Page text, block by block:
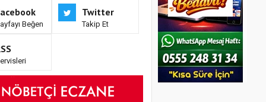
Beğen
Twitter
Takip Et